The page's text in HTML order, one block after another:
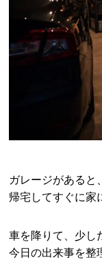
ガレージがあると、
帰宅してすぐに家
車を降りて、少し
今日の出来事を整